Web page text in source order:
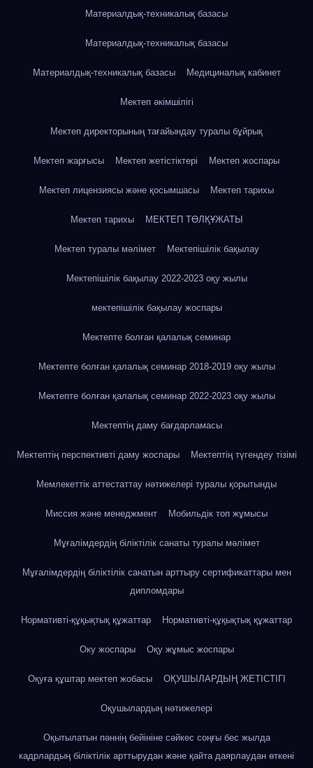
Материалдық-техникалық базасы
Материалдық-техникалық базасы
Материалдық-техникалық базасы Медициналық кабинет
Мектеп әкімшілігі
Мектеп директорының тағайындау туралы бұйрық
Мектеп жарғысы Мектеп жетістіктері Мектеп жоспары
Мектеп лицензиясы және қосымшасы Мектеп тарихы
Мектеп тарихы МЕКТЕП ТӨЛҚҰЖАТЫ
Мектеп туралы мәлімет Мектепішілік бақылау
Мектепішілік бақылау 2022-2023 оқу жылы
мектепішілік бақылау жоспары
Мектепте болған қалалық семинар
Мектепте болған қалалық семинар 2018-2019 оқу жылы
Мектепте болған қалалық семинар 2022-2023 оқу жылы
Мектептің даму бағдарламасы
Мектептің перспективті даму жоспары Мектептің түгендеу тізімі
Мемлекеттік аттестаттау нәтижелері туралы қорытынды
Миссия және менеджмент Мобильдік топ жұмысы
Мұғалімдердің біліктілік санаты туралы мәлімет
Мұғалімдердің біліктілік санатын арттыру сертификаттары мен
дипломдары
Нормативті-құқықтық құжаттар Нормативті-құқықтық құжаттар
Оку жоспары Оқу жұмыс жоспары
Оқуға құштар мектеп жобасы ОҚУШЫЛАРДЫҢ ЖЕТІСТІГІ
Оқушылардың нәтижелері
Оқытылатын пәннің бейініне сәйкес соңғы бес жылда
кадрлардың біліктілік арттырудан және қайта даярлаудан өткені